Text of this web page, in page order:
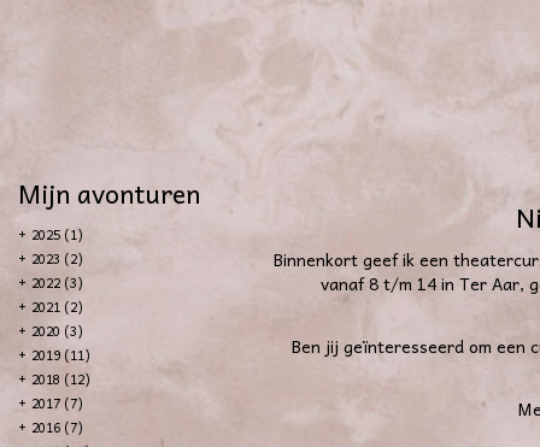
Mijn avonturen
+ 2025 (1)
+ 2023 (2)
+ 2022 (3)
+ 2021 (2)
+ 2020 (3)
+ 2019 (11)
+ 2018 (12)
+ 2017 (7)
+ 2016 (7)
Binnenkort geef ik een
vanaf 8 t/m 14 in Ter Aar,
Ben jij geïnteresseerd om een